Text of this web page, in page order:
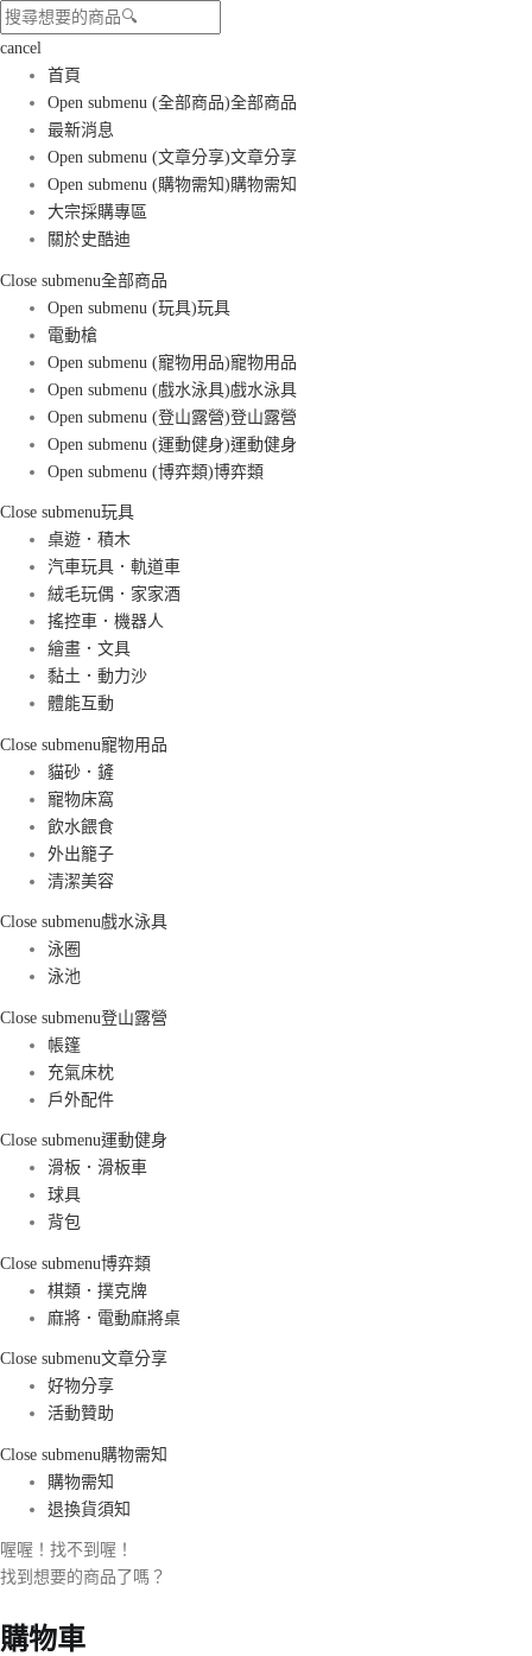
cancel
首頁
Open submenu (全部商品)全部商品
最新消息
Open submenu (文章分享)文章分享
Open submenu (購物需知)購物需知
大宗採購專區
關於史酷迪
Close submenu全部商品
Open submenu (玩具)玩具
電動槍
Open submenu (寵物用品)寵物用品
Open submenu (戲水泳具)戲水泳具
Open submenu (登山露營)登山露營
Open submenu (運動健身)運動健身
Open submenu (博弈類)博弈類
Close submenu玩具
桌遊．積木
汽車玩具．軌道車
絨毛玩偶．家家酒
搖控車．機器人
繪畫．文具
黏土．動力沙
體能互動
Close submenu寵物用品
貓砂．鏟
寵物床窩
飲水餵食
外出籠子
清潔美容
Close submenu戲水泳具
泳圈
泳池
Close submenu登山露營
帳篷
充氣床枕
戶外配件
Close submenu運動健身
滑板．滑板車
球具
背包
Close submenu博弈類
棋類．撲克牌
麻將．電動麻將桌
Close submenu文章分享
好物分享
活動贊助
Close submenu購物需知
購物需知
退換貨須知
喔喔！找不到喔！
找到想要的商品了嗎？
購物車